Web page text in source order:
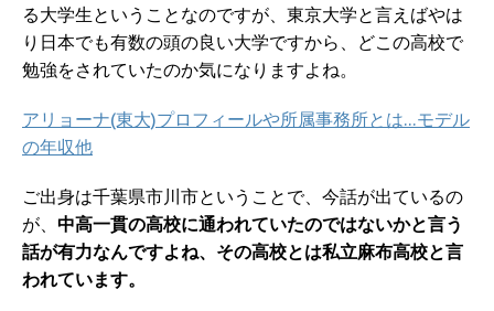
る大学生ということなのですが、東京大学と言えばやは
り日本でも有数の頭の良い大学ですから、どこの高校で
勉強をされていたのか気になりますよね。
アリョーナ(東大)プロフィールや所属事務所とは…モデル
の年収他
ご出身は千葉県市川市ということで、今話が出ているの
が、 中高一貫の高校に通われていたのではないかと言う
話が有力なんですよね、その高校とは私立麻布高校と言
われています。